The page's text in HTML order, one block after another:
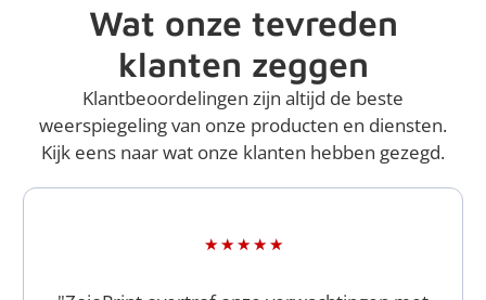
Wat onze tevreden
klanten zeggen
Klantbeoordelingen zijn altijd de beste
weerspiegeling van onze producten en diensten.
Kijk eens naar wat onze klanten hebben gezegd.
★ ★ ★ ★ ★